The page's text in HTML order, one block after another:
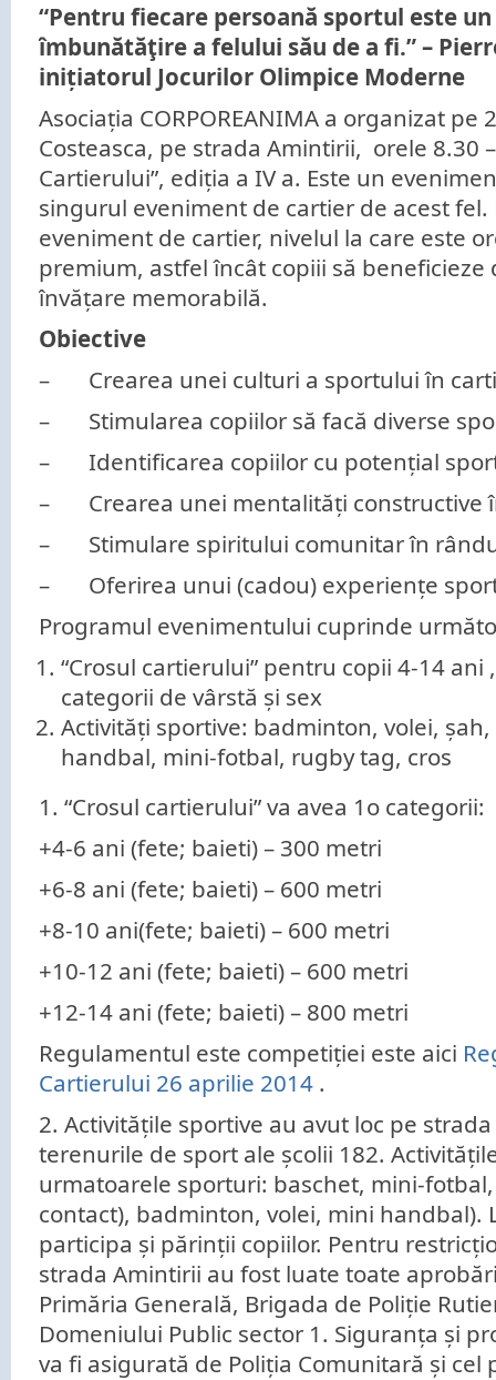
“Pentru fiecare persoană sportul este
îmbunătăţire a felului său de a fi.” –
inițiatorul Jocurilor Olimpice Moderne
Asociația CORPOREANIMA a organizat
Costeasca, pe strada Amintirii, orele 8.30
Cartierului”, ediția a IV a. Este un
singurul eveniment de cartier de acest fel.
eveniment de cartier, nivelul la care este
premium, astfel încât copiii să beneficieze
învățare memorabilă.
Obiective
– Crearea unei culturi a sportului în
– Stimularea copiilor să facă diverse
– Identificarea copiilor cu potențial
– Crearea unei mentalități constructive
– Stimulare spiritului comunitar în
– Oferirea unui (cadou) experiențe
Programul evenimentului cuprinde
“Crosul cartierului” pentru copii 4-14 ani
categorii de vârstă și sex
Activități sportive: badminton, volei,
handbal, mini-fotbal, rugby tag, cros
1. “Crosul cartierului” va avea 1o categorii:
+4-6 ani (fete; baieti) – 300 metri
+6-8 ani (fete; baieti) – 600 metri
+8-10 ani(fete; baieti) – 600 metri
+10-12 ani (fete; baieti) – 600 metri
+12-14 ani (fete; baieti) – 800 metri
Regulamentul este competiției este aici
Cartierului 26 aprilie 2014 .
2. Activitățile sportive au avut loc pe
terenurile de sport ale școlii 182.
urmatoarele sporturi: baschet, mini-
contact), badminton, volei, mini handbal).
participa și părinții copiilor. Pentru
strada Amintirii au fost luate toate
Primăria Generală, Brigada de Poliție
Domeniului Public sector 1. Siguranța și
va fi asigurată de Poliția Comunitară și cel